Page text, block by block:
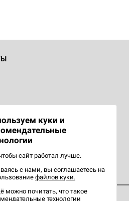
куки и
сайт работал лучше.
с нами, вы соглашаетесь на
файлов куки.
можно почитать, что такое
технологии